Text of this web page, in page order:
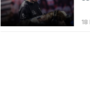
MOUZ surpreende Spirit
Bounty